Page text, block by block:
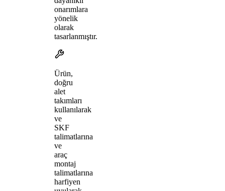
onarımlara
yönelik
olarak
tasarlanmıştır.
Ürün,
doğru
alet
takımları
kullanılarak
ve
SKF
talimatlarına
ve
araç
montaj
talimatlarına
harfiyen